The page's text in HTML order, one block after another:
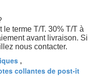
terme T/T. 30% T/T à
avant livraison. Si
nous contacter.
,
collantes de post-it